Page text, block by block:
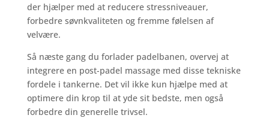
der hjælper med at reducere stressniveauer,
forbedre søvnkvaliteten og fremme følelsen af
velvære.
Så næste gang du forlader padelbanen, overvej at
integrere en post-padel massage med disse tekniske
fordele i tankerne. Det vil ikke kun hjælpe med at
optimere din krop til at yde sit bedste, men også
forbedre din generelle trivsel.